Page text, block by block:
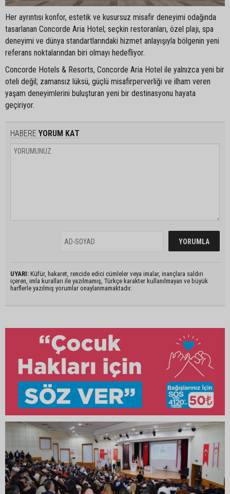
Her ayrıntısı konfor, estetik ve kusursuz misafir deneyimi odağında
tasarlanan Concorde Aria Hotel; seçkin restoranları, özel plajı, spa
deneyimi ve dünya standartlarındaki hizmet anlayışıyla bölgenin yeni
referans noktalarından biri olmayı hedefliyor.
Concorde Hotels & Resorts, Concorde Aria Hotel ile yalnızca yeni bir
oteli değil; zamansız lüksü, güçlü misafirperverliği ve ilham veren
yaşam deneyimlerini buluşturan yeni bir destinasyonu hayata
geçiriyor.
HABERE YORUM KAT
UYARI: Küfür, hakaret, rencide edici cümleler veya imalar, inançlara saldırı
içeren, imla kuralları ile yazılmamış, Türkçe karakter kullanılmayan ve büyük
harflerle yazılmış yorumlar onaylanmamaktadır.